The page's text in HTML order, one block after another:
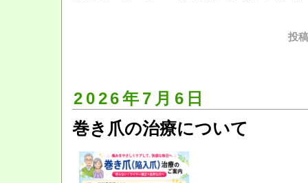
投
2026年7月6日
巻き爪の治療について